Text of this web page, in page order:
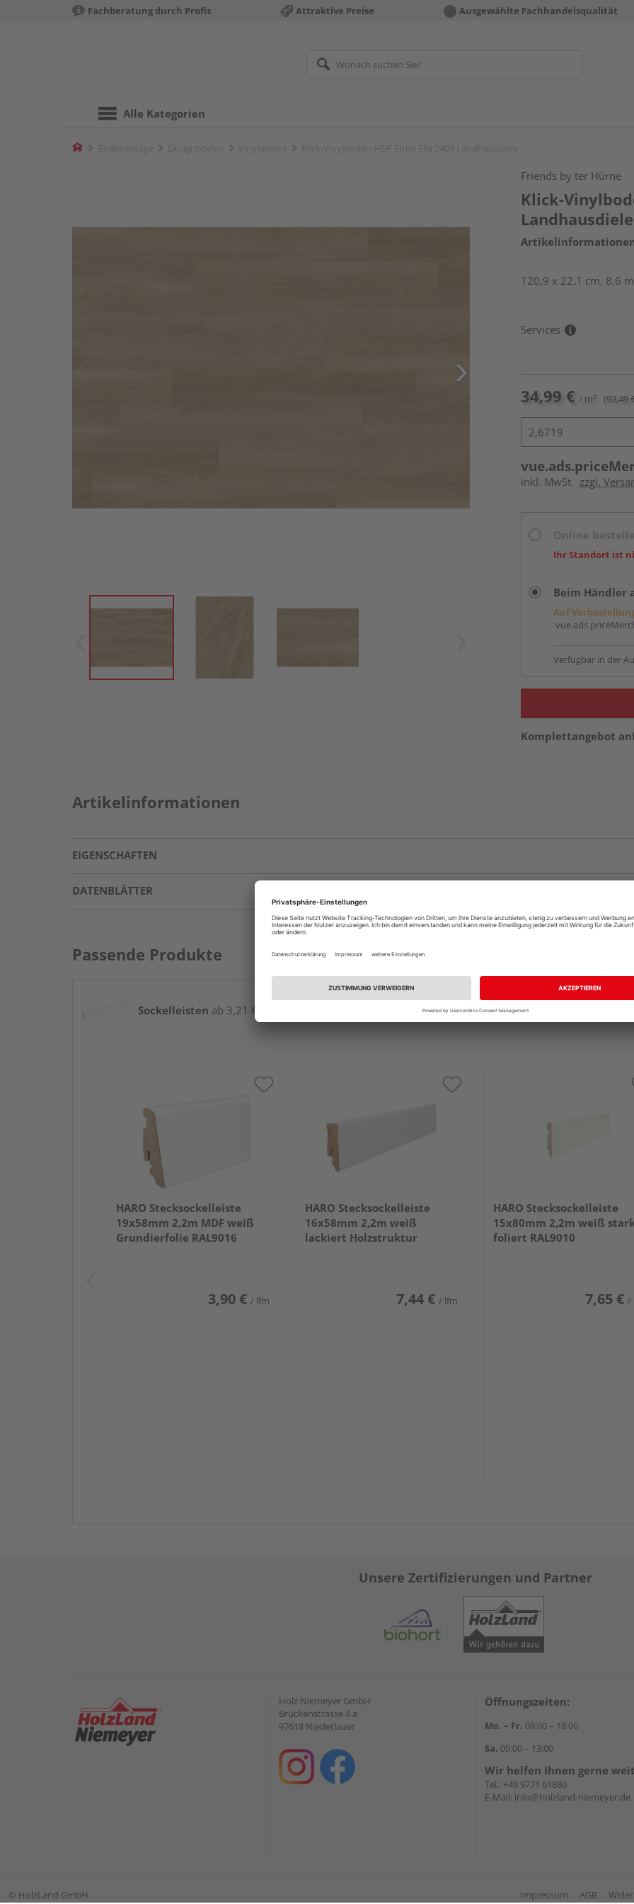
Fachberatung durch Profis Attraktive Preise Ausgewählte Fachhandelsqualität
Alle Kategorien
Home
Friends by ter Hürne
Klick-
Landhausdiele
120,9 x 22,1 cm, 8,6
Services
34,99 € / m² (93,49
inkl. MwSt. zzgl.
Ihr Standort ist
Beim Händler
Auf
Verfügbar in der
Komplettangebot
Artikelinformationen
EIGENSCHAFTEN
DATENBLÄTTER
Passende Produkte
Sockelleisten ab 3,21 € / lfm
HARO Stecksockelleiste
19x58mm 2,2m MDF weiß
Grundierfolie RAL9016
3,90 € / lfm
HARO Stecksockelleiste
16x58mm 2,2m weiß
lackiert Holzstruktur
7,44 € / lfm
HARO Stecksockelleiste
15x80mm 2,2m weiß
foliert RAL9010
7,65 € /
Unsere Zertifizierungen und Partner
Holz Niemeyer GmbH
Brückenstrasse 4 a
97618 Niederlauer
Öffnungszeiten:
Mo. – Fr. 08:00 – 18:00
Sa. 09:00 – 13:00
Wir helfen Ihnen gerne
Tel.: +49 9771 61880
E-Mail: info@holzland-niemeyer.de
© HolzLand GmbH Impressum AGB